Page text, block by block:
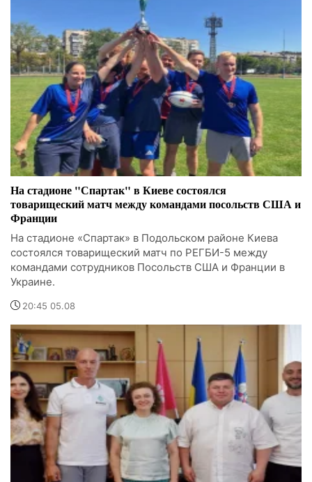
На стадионе "Спартак" в Киеве состоялся
товарищеский матч между командами посольств США и
Франции
На стадионе «Спартак» в Подольском районе Киева
состоялся товарищеский матч по РЕГБИ-5 между
командами сотрудников Посольств США и Франции в
Украине.
20:45 05.08